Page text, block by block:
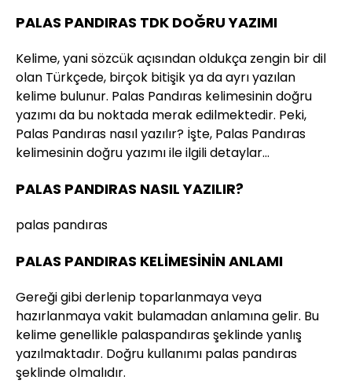
PALAS PANDIRAS TDK DOĞRU YAZIMI
Kelime, yani sözcük açısından oldukça zengin bir dil
olan Türkçede, birçok bitişik ya da ayrı yazılan
kelime bulunur. Palas Pandıras kelimesinin doğru
yazımı da bu noktada merak edilmektedir. Peki,
Palas Pandıras nasıl yazılır? İşte, Palas Pandıras
kelimesinin doğru yazımı ile ilgili detaylar…
PALAS PANDIRAS NASIL YAZILIR?
palas pandıras
PALAS PANDIRAS KELİMESİNİN ANLAMI
Gereği gibi derlenip toparlanmaya veya
hazırlanmaya vakit bulamadan anlamına gelir. Bu
kelime genellikle palaspandıras şeklinde yanlış
yazılmaktadır. Doğru kullanımı palas pandıras
şeklinde olmalıdır.